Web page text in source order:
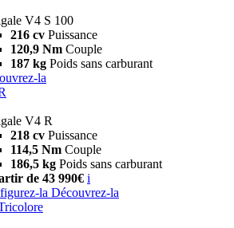
V4 S 100
216 cv Puissance
120,9 Nm Couple
187 kg Poids sans carburant
la
V4 R
218 cv Puissance
114,5 Nm Couple
186,5 kg Poids sans carburant
de 43 990€ i
la Découvrez-la